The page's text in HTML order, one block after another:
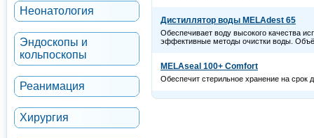
Неонатология
Эндоскопы и
кольпоскопы
Реанимация
Хирургия
Дистиллятор воды MELAdest 65
Обеспечивает воду высокого качества
эффективные методы очистки воды.
MELAseal 100+ Comfort
Обеспечит стерильное хранение на срок